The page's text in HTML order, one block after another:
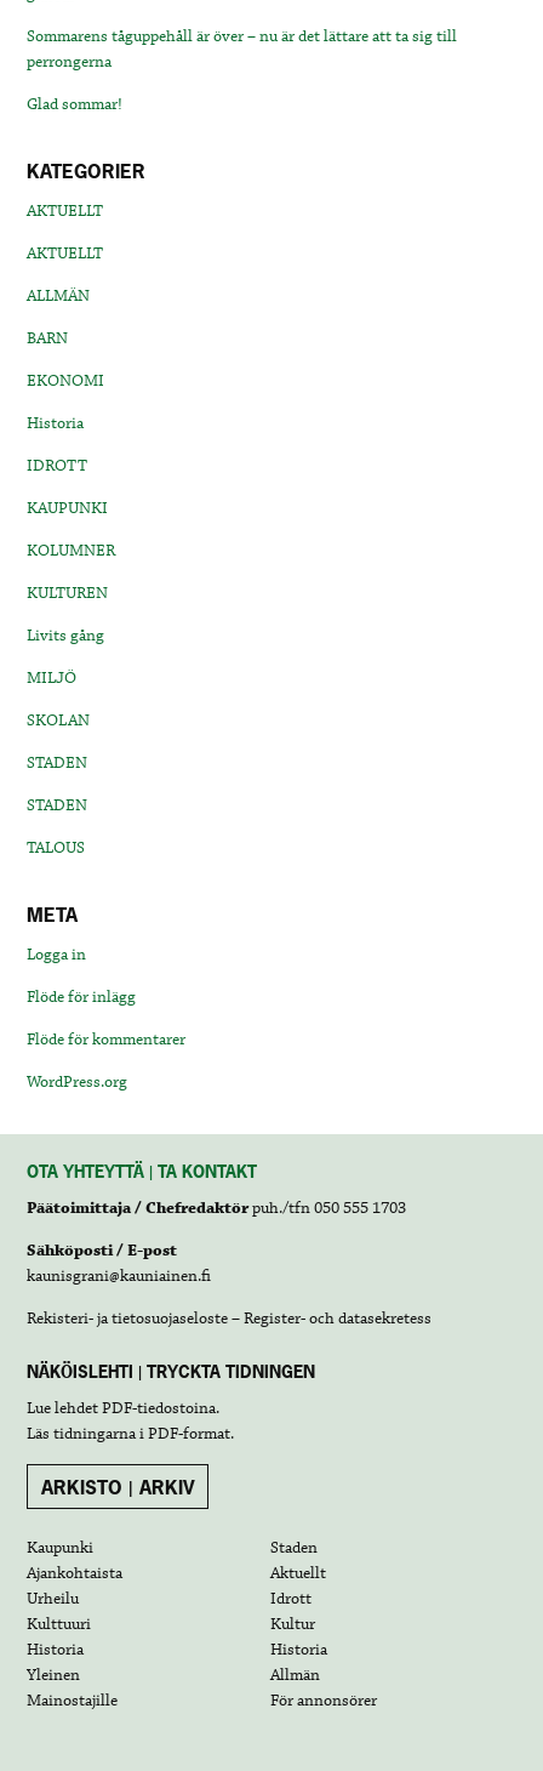
Sommarens tåguppehåll är över – nu är det lättare att ta sig till
perrongerna
Glad sommar!
KATEGORIER
AKTUELLT
AKTUELLT
ALLMÄN
BARN
EKONOMI
Historia
IDROTT
KAUPUNKI
KOLUMNER
KULTUREN
Livits gång
MILJÖ
SKOLAN
STADEN
STADEN
TALOUS
META
Logga in
Flöde för inlägg
Flöde för kommentarer
WordPress.org
OTA YHTEYTTÄ | TA KONTAKT
Päätoimittaja / Chefredaktörpuh./tfn 050 555 1703
Sähköposti / E-post
kaunisgrani@kauniainen.fi
Rekisteri- ja tietosuojaseloste – Register- och datasekretess
NÄKÖISLEHTI | TRYCKTA TIDNINGEN
Lue lehdetPDF-tiedostoina.
Läs tidningarna iPDF-format.
ARKISTO | ARKIV
Kaupunki
Staden
Ajankohtaista
Aktuellt
Urheilu
Idrott
Kulttuuri
Kultur
Historia
Historia
Yleinen
Allmän
Mainostajille
För annonsörer